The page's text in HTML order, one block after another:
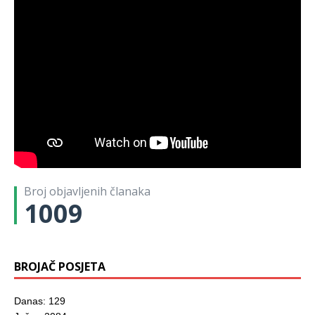
Broj objavljenih članaka
1009
BROJAČ POSJETA
Danas: 129